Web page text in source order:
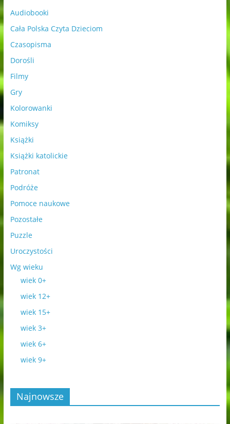
Audiobooki
Cała Polska Czyta Dzieciom
Czasopisma
Dorośli
Filmy
Gry
Kolorowanki
Komiksy
Książki
Książki katolickie
Patronat
Podróże
Pomoce naukowe
Pozostałe
Puzzle
Uroczystości
Wg wieku
wiek 0+
wiek 12+
wiek 15+
wiek 3+
wiek 6+
wiek 9+
Najnowsze